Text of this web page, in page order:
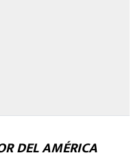
DEL AMÉRICA